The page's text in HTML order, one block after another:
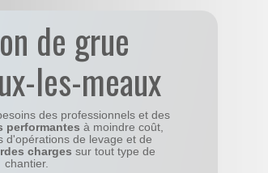
de grue
les-meaux
des professionnels et des
performantes à moindre coût,
d'opérations de levage et de
charges sur tout type de
chantier.